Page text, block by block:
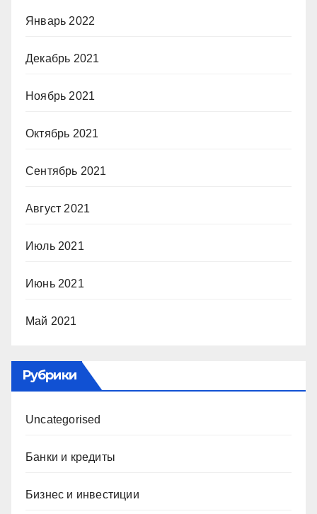
Январь 2022
Декабрь 2021
Ноябрь 2021
Октябрь 2021
Сентябрь 2021
Август 2021
Июль 2021
Июнь 2021
Май 2021
Рубрики
Uncategorised
Банки и кредиты
Бизнес и инвестиции